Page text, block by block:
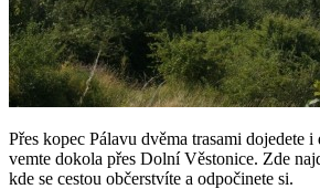
Přes kopec Pálavu dvěma trasami dojedete
vemte dokola přes Dolní Věstonice. Zde
kde se cestou občerstvíte a odpočinete si.